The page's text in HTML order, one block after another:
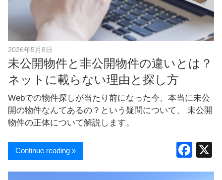
2026年5月8日
未公開物件と非公開物件の違いとは？
ネットに載らない理由と探し方
Webでの物件探しが当たり前になった今、本当に未公
開の物件なんてあるの？という疑問について、 未公開
物件の正体について解説します。
F
Continue reading »